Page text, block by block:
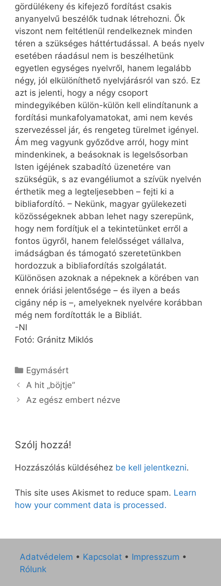
gördülékeny és kifejező fordítást csakis
anyanyelvű beszélők tudnak létrehozni. Ők
viszont nem feltétlenül rendelkeznek minden
téren a szükséges háttértudással. A beás nyelv
esetében ráadásul nem is beszélhetünk
egyetlen egységes nyelvről, hanem legalább
négy, jól elkülöníthető nyelvjárásról van szó. Ez
azt is jelenti, hogy a négy csoport
mindegyikében külön-külön kell elindítanunk a
fordítási munkafolyamatokat, ami nem kevés
szervezéssel jár, és rengeteg türelmet igényel.
Ám meg vagyunk győződve arról, hogy mint
mindenkinek, a beásoknak is legelsősorban
Isten igéjének szabadító üzenetére van
szükségük, s az evangéliumot a szívük nyelvén
érthetik meg a legteljesebben – fejti ki a
bibliafordító. – Nekünk, magyar gyülekezeti
közösségeknek abban lehet nagy szerepünk,
hogy nem fordítjuk el a tekintetünket erről a
fontos ügyről, hanem felelősséget vállalva,
imádságban és támogató szeretetünkben
hordozzuk a bibliafordítás szolgálatát.
Különösen azoknak a népeknek a körében van
ennek óriási jelentősége – és ilyen a beás
cigány nép is –, amelyeknek nyelvére korábban
még nem fordították le a Bibliát.
-NI
Fotó: Gránitz Miklós
Kategória
Egymásért
A hit „böjtje”
Az egész embert nézve
Szólj hozzá!
Hozzászólás küldéséhez be kell jelentkezni.
This site uses Akismet to reduce spam. Learn
how your comment data is processed.
Adatvédelem • Kapcsolat • Impresszum •
Rólunk